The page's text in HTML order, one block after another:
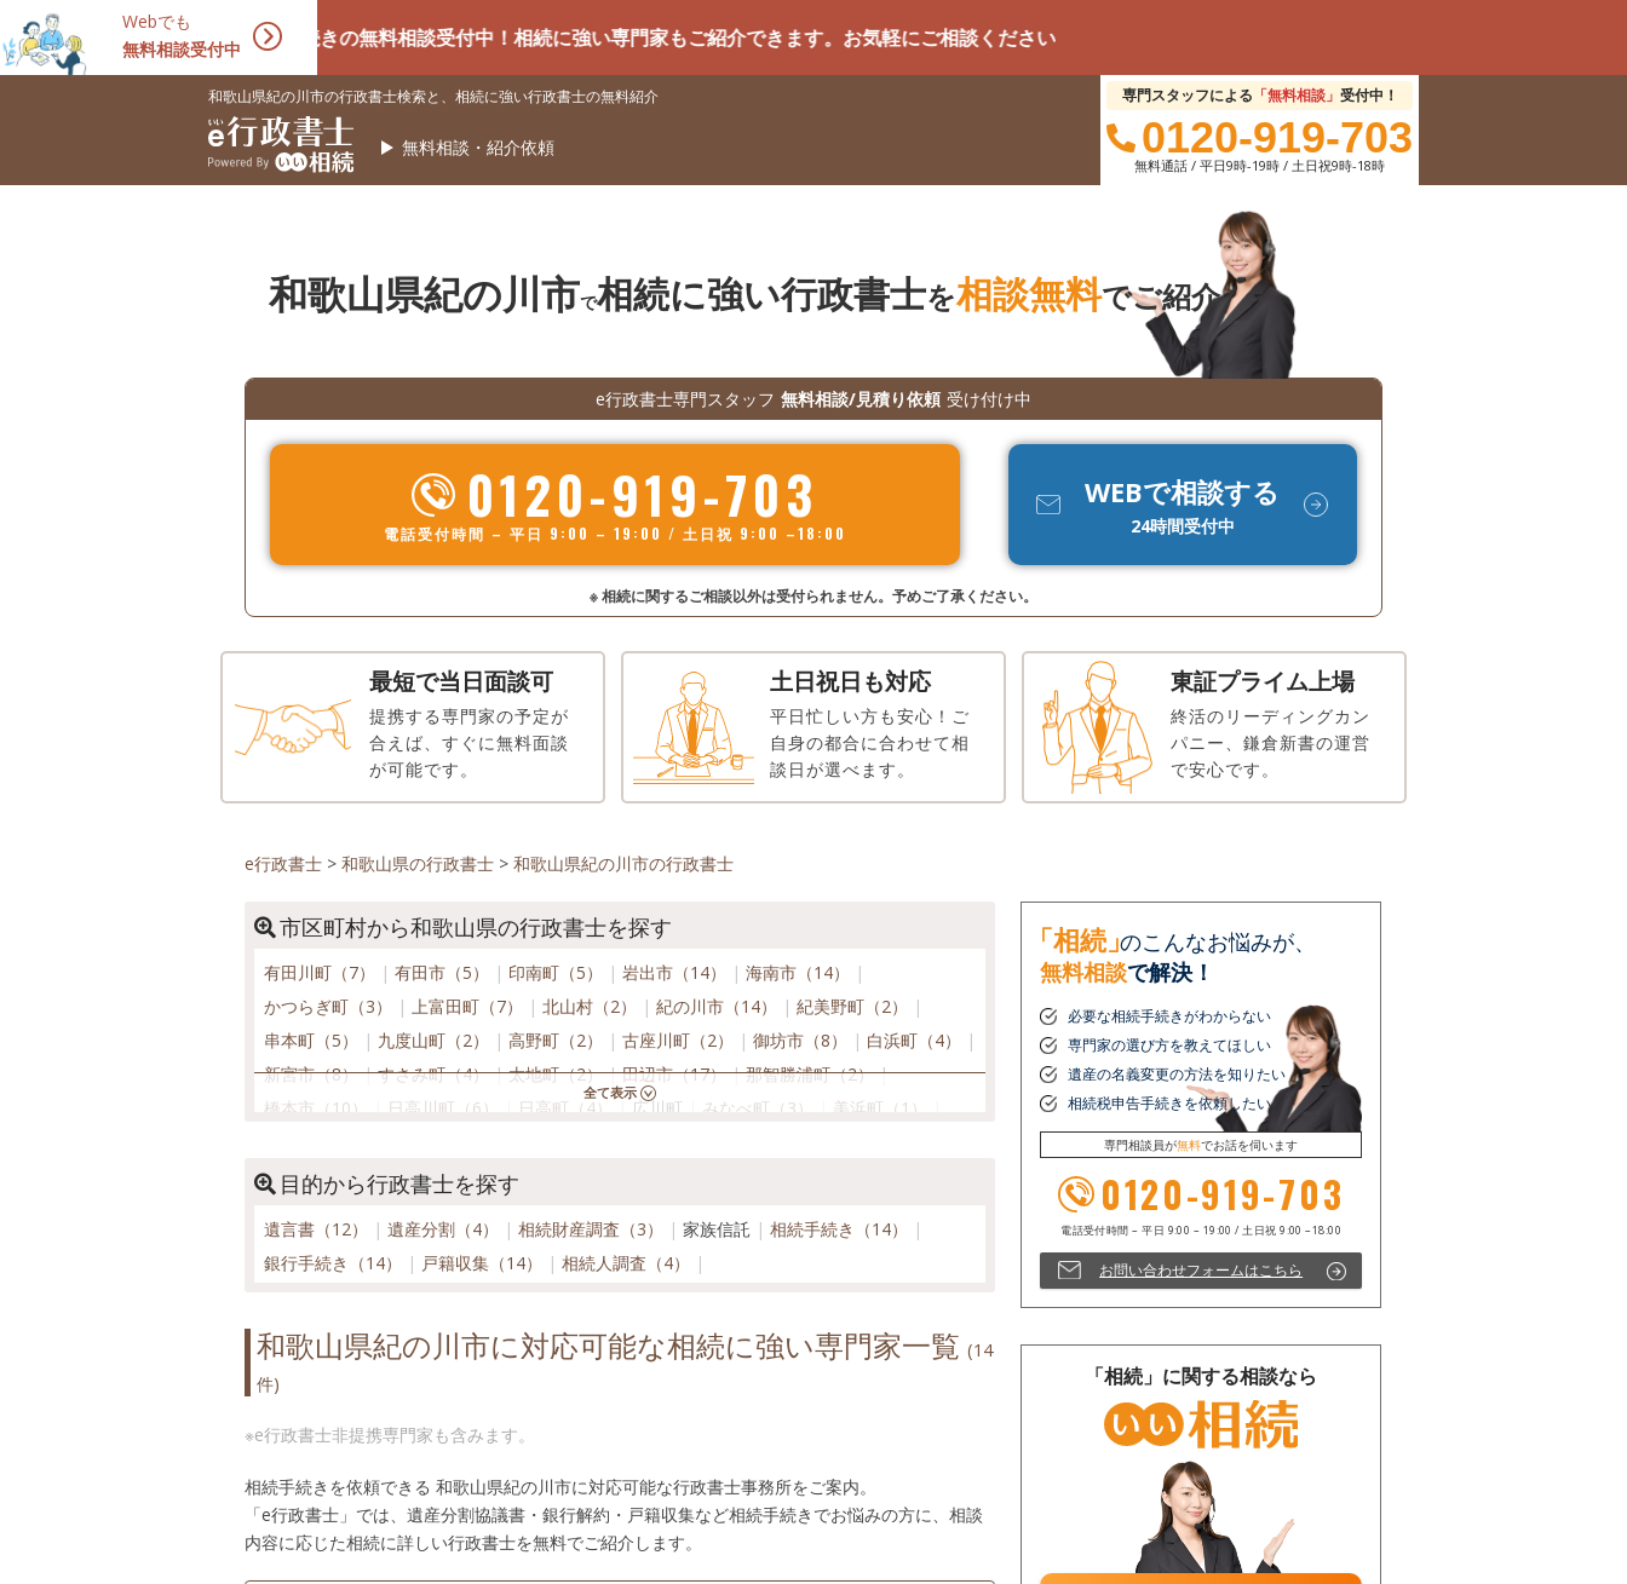
Webでも
無料相談受付中
相続手続きの無料相談受付中！相続に強い専門家もご紹介できます。お気軽にご相談ください
和歌山県紀の川市の行政書士検索と、相続に強い行政書士の無料紹介
無料相談・紹介依頼
専門スタッフによる 「無料相談」 受付中！
0120-919-703
無料通話 / 平日9時-19時 / 土日祝9時-18時
和歌山県紀の川市で相続に強い行政書士を相談無料でご紹介
e行政書士専門スタッフ 無料相談/見積り依頼 受け付け中
0120-919-703
電話受付時間 – 平日 9:00 – 19:00 / 土日祝 9:00 –18:00
WEBで相談する
24時間受付中
※ 相続に関するご相談以外は受付られません。予めご了承ください。
最短で当日面談可
提携する専門家の予定が
合えば、すぐに無料面談
が可能です。
土日祝日も対応
平日忙しい方も安心！ご
自身の都合に合わせて相
談日が選べます。
東証プライム上場
終活のリーディングカン
パニー、鎌倉新書の運営
で安心です。
e行政書士 > 和歌山県の行政書士 > 和歌山県紀の川市の行政書士
市区町村から和歌山県の行政書士を探す
有田川町（7） 有田市（5） 印南町（5） 岩出市（14）
海南市（14）
かつらぎ町（3）
上富田町（7） 北山村（2） 紀の川市（14）
紀美野町（2）
串本町（5）
九度山町（2） 高野町（2） 古座川町（2） 御坊市（8）
白浜町（4）
新宮市（8）
すさみ町（4） 太地町（2） 田辺市（17）
那智勝浦町（2）
橋本市（10）
日高川町（6） 日高町（4） 広川町 みなべ町（3）
美浜町（1）
目的から行政書士を探す
遺言書（12） 遺産分割（4） 相続財産調査（3） 家族信託
相続手続き（14）
銀行手続き（14）
戸籍収集（14） 相続人調査（4）
和歌山県紀の川市に対応可能な相続に強い専門家一覧 (14
件)
※e行政書士非提携専門家も含みます。
相続手続きを依頼できる 和歌山県紀の川市に対応可能な行政書士事務所をご案内。
「e行政書士」では、遺産分割協議書・銀行解約・戸籍収集など相続手続きでお悩みの方に、相談
内容に応じた相続に詳しい行政書士を無料でご紹介します。
「相続」のこんなお悩みが、
無料相談で解決！
必要な相続手続きがわからない
専門家の選び方を教えてほしい
遺産の名義変更の方法を知りたい
相続税申告手続きを依頼したい
専門相談員が無料でお話を伺います
0120-919-703
電話受付時間 – 平日 9:00 – 19:00 / 土日祝 9:00 –18:00
お問い合わせフォームはこちら
「相続」に関する相談なら